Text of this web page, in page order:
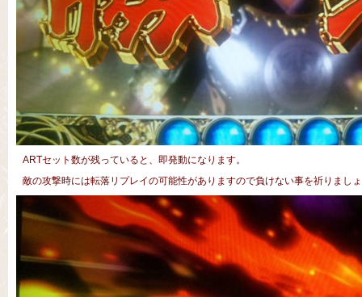
ARTセット数が残っていると、即発動になります。
敵の攻撃時には転落リプレイの可能性がありますので負けない事を祈りまし